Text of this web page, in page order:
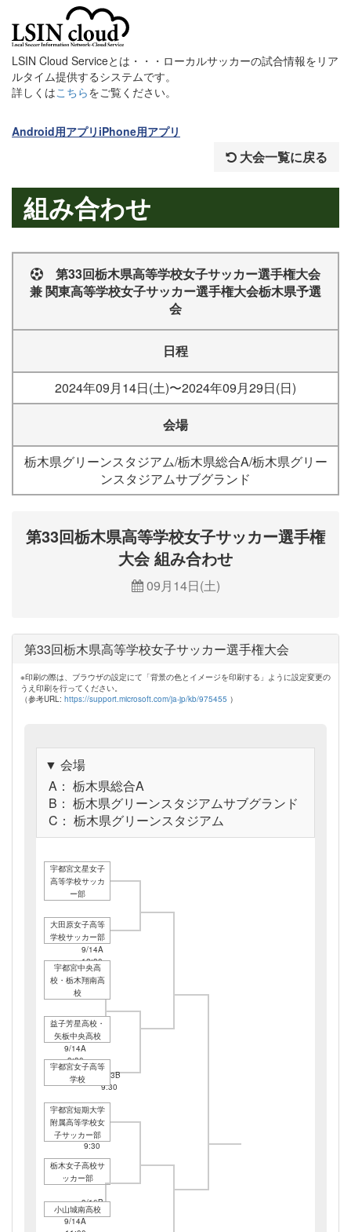
LSIN Cloud Serviceとは・・・ローカルサッカーの試合情報をリア
ルタイム提供するシステムです。
詳しくはこちらをご覧ください。
Android用アプリ iPhone用アプリ
大会一覧に戻る
組み合わせ
第33回栃木県高等学校女子サッカー選手権大会
兼 関東高等学校女子サッカー選手権大会栃木県予選
会
日程
2024年09月14日(土)〜2024年09月29日(日)
会場
栃木県グリーンスタジアム/栃木県総合A/栃木県グリー
ンスタジアムサブグランド
第33回栃木県高等学校女子サッカー選手権
大会 組み合わせ
09月14日(土)
第33回栃木県高等学校女子サッカー選手権大会
※印刷の際は、ブラウザの設定にて「背景の色とイメージを印刷する」ように設定変更の
うえ印刷を行ってください。
（参考URL: https://support.microsoft.com/ja-jp/kb/975455 ）
▼ 会場
A： 栃木県総合A
B： 栃木県グリーンスタジアムサブグランド
C： 栃木県グリーンスタジアム
宇都宮文星女子
高等学校サッカ
ー部
9/14A
12:30
大田原女子高等
学校サッカー部
9/23B
9:30
宇都宮中央高
校・栃木翔南高
校
9/14A
9:30
益子芳星高校・
矢板中央高校
9/16B
9:30
宇都宮女子高等
学校
宇都宮短期大学
附属高等学校女
子サッカー部
9/16B
11:30
栃木女子高校サ
ッカー部
9/14A
小山城南高校